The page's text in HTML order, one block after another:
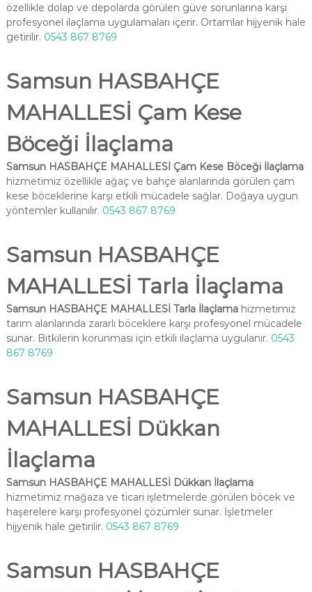
özellikle dolap ve depolarda görülen güve sorunlarına karşı
profesyonel ilaçlama uygulamaları içerir. Ortamlar hijyenik hale
getirilir. 0543 867 8769
Samsun HASBAHÇE
MAHALLESİ Çam Kese
Böceği İlaçlama
Samsun HASBAHÇE MAHALLESİ Çam Kese Böceği İlaçlama
hizmetimiz özellikle ağaç ve bahçe alanlarında görülen çam
kese böceklerine karşı etkili mücadele sağlar. Doğaya uygun
yöntemler kullanılır. 0543 867 8769
Samsun HASBAHÇE
MAHALLESİ Tarla İlaçlama
Samsun HASBAHÇE MAHALLESİ Tarla İlaçlamahizmetimiz
tarım alanlarında zararlı böceklere karşı profesyonel mücadele
sunar. Bitkilerin korunması için etkili ilaçlama uygulanır. 0543
867 8769
Samsun HASBAHÇE
MAHALLESİ Dükkan
İlaçlama
Samsun HASBAHÇE MAHALLESİ Dükkan İlaçlama
hizmetimiz mağaza ve ticari işletmelerde görülen böcek ve
haşerelere karşı profesyonel çözümler sunar. İşletmeler
hijyenik hale getirilir. 0543 867 8769
Samsun HASBAHÇE